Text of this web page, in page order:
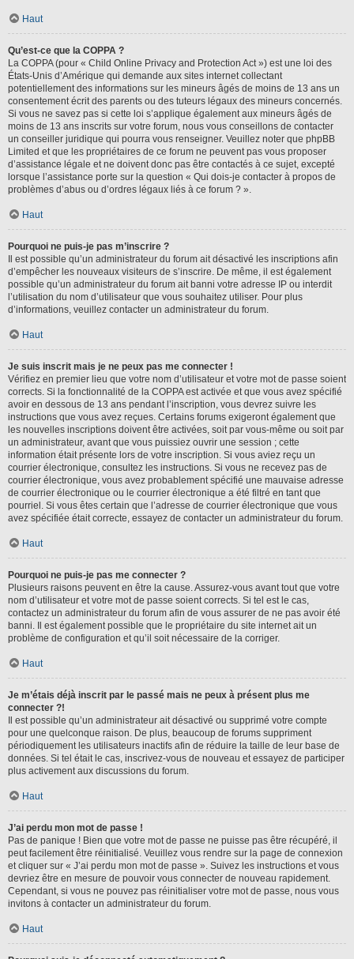
Haut
Qu’est-ce que la COPPA ?
La COPPA (pour « Child Online Privacy and Protection Act ») est une loi des
États-Unis d’Amérique qui demande aux sites internet collectant
potentiellement des informations sur les mineurs âgés de moins de 13 ans un
consentement écrit des parents ou des tuteurs légaux des mineurs concernés.
Si vous ne savez pas si cette loi s’applique également aux mineurs âgés de
moins de 13 ans inscrits sur votre forum, nous vous conseillons de contacter
un conseiller juridique qui pourra vous renseigner. Veuillez noter que phpBB
Limited et que les propriétaires de ce forum ne peuvent pas vous proposer
d’assistance légale et ne doivent donc pas être contactés à ce sujet, excepté
lorsque l’assistance porte sur la question « Qui dois-je contacter à propos de
problèmes d’abus ou d’ordres légaux liés à ce forum ? ».
Haut
Pourquoi ne puis-je pas m’inscrire ?
Il est possible qu’un administrateur du forum ait désactivé les inscriptions afin
d’empêcher les nouveaux visiteurs de s’inscrire. De même, il est également
possible qu’un administrateur du forum ait banni votre adresse IP ou interdit
l’utilisation du nom d’utilisateur que vous souhaitez utiliser. Pour plus
d’informations, veuillez contacter un administrateur du forum.
Haut
Je suis inscrit mais je ne peux pas me connecter !
Vérifiez en premier lieu que votre nom d’utilisateur et votre mot de passe soient
corrects. Si la fonctionnalité de la COPPA est activée et que vous avez spécifié
avoir en dessous de 13 ans pendant l’inscription, vous devrez suivre les
instructions que vous avez reçues. Certains forums exigeront également que
les nouvelles inscriptions doivent être activées, soit par vous-même ou soit par
un administrateur, avant que vous puissiez ouvrir une session ; cette
information était présente lors de votre inscription. Si vous aviez reçu un
courrier électronique, consultez les instructions. Si vous ne recevez pas de
courrier électronique, vous avez probablement spécifié une mauvaise adresse
de courrier électronique ou le courrier électronique a été filtré en tant que
pourriel. Si vous êtes certain que l’adresse de courrier électronique que vous
avez spécifiée était correcte, essayez de contacter un administrateur du forum.
Haut
Pourquoi ne puis-je pas me connecter ?
Plusieurs raisons peuvent en être la cause. Assurez-vous avant tout que votre
nom d’utilisateur et votre mot de passe soient corrects. Si tel est le cas,
contactez un administrateur du forum afin de vous assurer de ne pas avoir été
banni. Il est également possible que le propriétaire du site internet ait un
problème de configuration et qu’il soit nécessaire de la corriger.
Haut
Je m’étais déjà inscrit par le passé mais ne peux à présent plus me
connecter ?!
Il est possible qu’un administrateur ait désactivé ou supprimé votre compte
pour une quelconque raison. De plus, beaucoup de forums suppriment
périodiquement les utilisateurs inactifs afin de réduire la taille de leur base de
données. Si tel était le cas, inscrivez-vous de nouveau et essayez de participer
plus activement aux discussions du forum.
Haut
J’ai perdu mon mot de passe !
Pas de panique ! Bien que votre mot de passe ne puisse pas être récupéré, il
peut facilement être réinitialisé. Veuillez vous rendre sur la page de connexion
et cliquer sur « J’ai perdu mon mot de passe ». Suivez les instructions et vous
devriez être en mesure de pouvoir vous connecter de nouveau rapidement.
Cependant, si vous ne pouvez pas réinitialiser votre mot de passe, nous vous
invitons à contacter un administrateur du forum.
Haut